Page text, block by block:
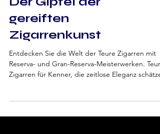
Gran-Reserva-XO-
Supreme-Zigarren:
Der Gipfel der
gereiften
Zigarrenkunst
Reserva- und Gran-Reserva-Meisterwerken. Teure
Zigarren für Kenner, die zeitlose Eleganz